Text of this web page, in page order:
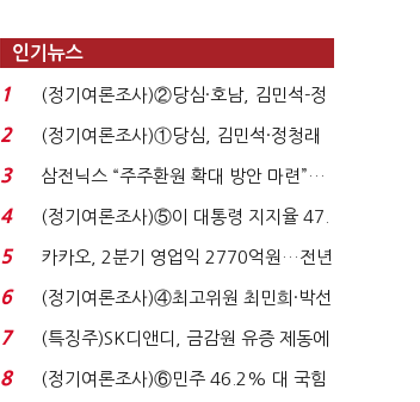
인기뉴스
1
(정기여론조사)②당심·호남, 김민석-정
청래 '초접전'...
2
(정기여론조사)①당심, 김민석·정청래
'초접전'…대통령 ...
3
삼전닉스 “주주환원 확대 방안 마련”…
로이터에 성명...
4
(정기여론조사)⑤이 대통령 지지율 47.
7%…일주일 만에 ...
5
카카오, 2분기 영업익 2770억원…전년
비 36% 증가...
6
(정기여론조사)④최고위원 최민희·박선
원 '양강'…서미...
7
(특징주)SK디앤디, 금감원 유증 제동에
장 초반 상한가...
8
(정기여론조사)⑥민주 46.2% 대 국힘